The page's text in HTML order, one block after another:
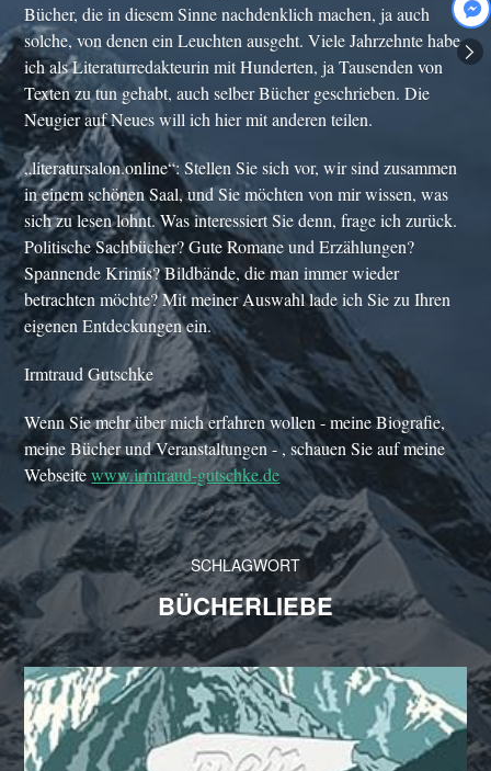
Bücher, die in diesem Sinne nachdenklich machen, ja auch
solche, von denen ein Leuchten ausgeht. Viele Jahrzehnte habe
ich als Literaturredakteurin mit Hunderten, ja Tausenden von
Texten zu tun gehabt, auch selber Bücher geschrieben. Die
Neugier auf Neues will ich hier mit anderen teilen.
„literatursalon.online“: Stellen Sie sich vor, wir sind zusammen
in einem schönen Saal, und Sie möchten von mir wissen, was
sich zu lesen lohnt. Was interessiert Sie denn, frage ich zurück.
Politische Sachbücher? Gute Romane und Erzählungen?
Spannende Krimis? Bildbände, die man immer wieder
betrachten möchte? Mit meiner Auswahl lade ich Sie zu Ihren
eigenen Entdeckungen ein.
Irmtraud Gutschke
Wenn Sie mehr über mich erfahren wollen - meine Biografie,
meine Bücher und Veranstaltungen - , schauen Sie auf meine
Webseitewww.irmtraud-gutschke.de
SCHLAGWORT
BÜCHERLIEBE